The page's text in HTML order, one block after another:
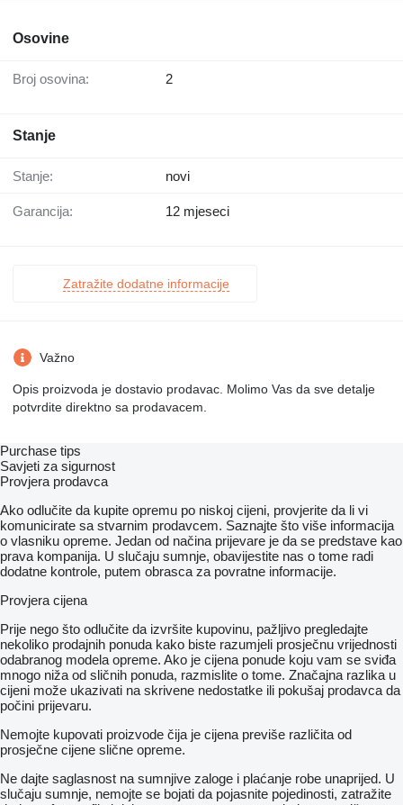
Osovine
Broj osovina: 2
Stanje
Stanje: novi
Garancija: 12 mjeseci
Zatražite dodatne informacije
Važno
Opis proizvoda je dostavio prodavac. Molimo Vas da sve detalje
potvrdite direktno sa prodavacem.
Purchase tips
Savjeti za sigurnost
Provjera prodavca
Ako odlučite da kupite opremu po niskoj cijeni, provjerite da li vi
komunicirate sa stvarnim prodavcem. Saznajte što više informacija
o vlasniku opreme. Jedan od načina prijevare je da se predstave kao
prava kompanija. U slučaju sumnje, obavijestite nas o tome radi
dodatne kontrole, putem obrasca za povratne informacije.
Provjera cijena
Prije nego što odlučite da izvršite kupovinu, pažljivo pregledajte
nekoliko prodajnih ponuda kako biste razumjeli prosječnu vrijednosti
odabranog modela opreme. Ako je cijena ponude koju vam se sviđa
mnogo niža od sličnih ponuda, razmislite o tome. Značajna razlika u
cijeni može ukazivati ​​na skrivene nedostatke ili pokušaj prodavca da
počini prijevaru.
Nemojte kupovati proizvode čija je cijena previše različita od
prosječne cijene slične opreme.
Ne dajte saglasnost na sumnjive zaloge i plaćanje robe unaprijed. U
slučaju sumnje, nemojte se bojati da pojasnite pojedinosti, zatražite